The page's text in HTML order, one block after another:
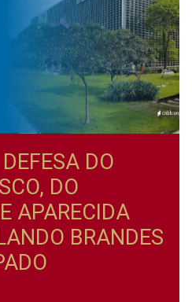
DO
DO
APARECIDA
BRANDES